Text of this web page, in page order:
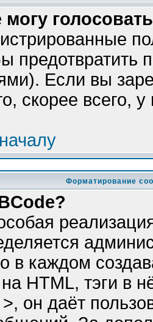
предотвратить
Если вы
скорее всего,
Форматирование
в каждом
HTML, тэги в
он даёт